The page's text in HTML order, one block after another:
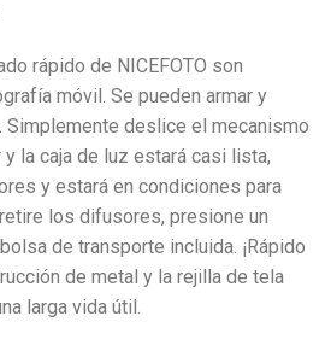
rápido de NICEFOTO son
móvil. Se pueden armar y
Simplemente deslice el mecanismo
la caja de luz estará casi lista,
y estará en condiciones para
los difusores, presione un
de transporte incluida. ¡Rápido
de metal y la rejilla de tela
larga vida útil.